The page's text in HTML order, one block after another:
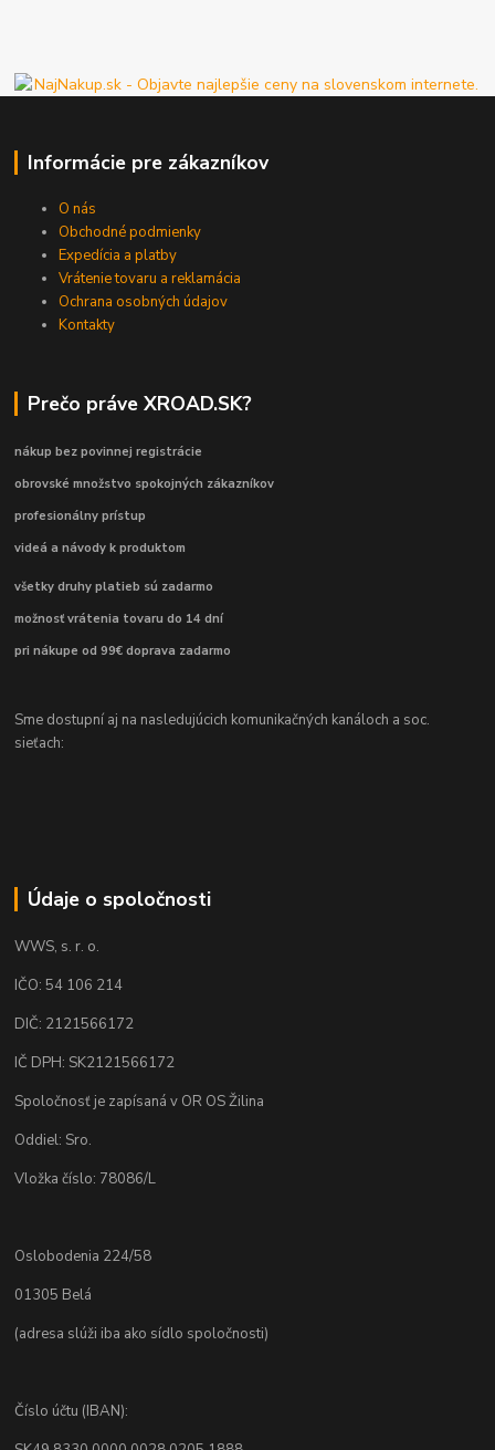
Informácie pre zákazníkov
O nás
Obchodné podmienky
Expedícia a platby
Vrátenie tovaru a reklamácia
Ochrana osobných údajov
Kontakty
Prečo práve XROAD.SK?
nákup bez povinnej registrácie
obrovské množstvo spokojných zákazníkov
profesionálny prístup
videá a návody k produktom
všetky druhy platieb sú zadarmo
možnosť vrátenia tovaru do 14 dní
pri nákupe od 99€ doprava zadarmo
Sme dostupní aj na nasledujúcich komunikačných kanáloch a soc.
sieťach:
Údaje o spoločnosti
WWS, s. r. o.
IČO: 54 106 214
DIČ: 2121566172
IČ DPH: SK2121566172
Spoločnosť je zapísaná v OR OS Žilina
Oddiel: Sro.
Vložka číslo: 78086/L
Oslobodenia 224/58
01305 Belá
(adresa slúži iba ako sídlo spoločnosti)
Číslo účtu (IBAN):